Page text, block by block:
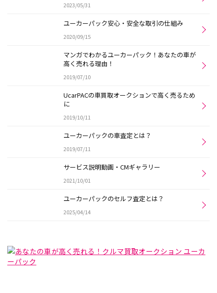
2023/05/31
ユーカーパック安心・安全な取引の仕組み
2020/09/15
マンガでわかるユーカーパック！あなたの車が
高く売れる理由！
2019/07/10
UcarPACの車買取オークションで高く売るため
に
2019/10/11
ユーカーパックの車査定とは？
2019/07/11
サービス説明動画・CMギャラリー
2021/10/01
ユーカーパックのセルフ査定とは？
2025/04/14